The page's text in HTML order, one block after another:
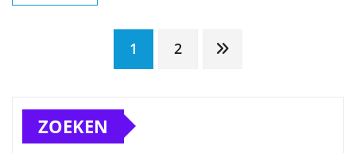
Berichten
paginering
1 2
ZOEKEN